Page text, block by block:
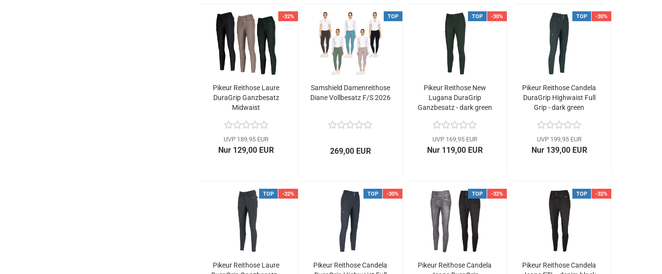
-32%
Pikeur Reithose Laure
DuraGrip Ganzbesatz
Midwaist
UVP 189,95 EUR
Nur 129,00 EUR
TOP
Samshield Damenreithose
Diane Vollbesatz F/S 2026
269,00 EUR
TOP -30%
Pikeur Reithose New
Lugana DuraGrip
Ganzbesatz - dark green
UVP 169,95 EUR
Nur 119,00 EUR
TOP -30%
Pikeur Reithose Candela
DuraGrip Highwaist Full
Grip - dark green
UVP 199,95 EUR
Nur 139,00 EUR
TOP -32%
Pikeur Reithose Laure
TOP -30%
Pikeur Reithose Candela
TOP -32%
Pikeur Reithose Candela
TOP -32%
Pikeur Reithose Candela